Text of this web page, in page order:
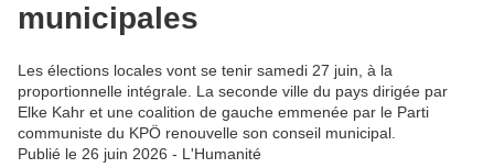
municipales
Les élections locales vont se tenir samedi 27 juin, à la
proportionnelle intégrale. La seconde ville du pays dirigée par
Elke Kahr et une coalition de gauche emmenée par le Parti
communiste du KPÖ renouvelle son conseil municipal.
Publié le 26 juin 2026 - L'Humanité